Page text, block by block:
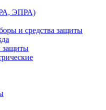
ЭПРА)
и средства защиты
защиты